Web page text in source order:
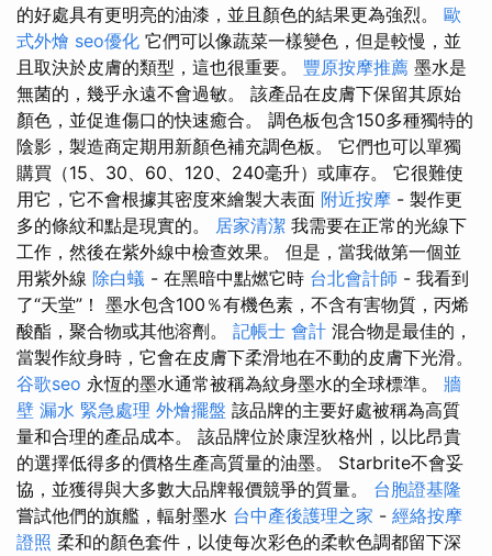
的好處具有更明亮的油漆，並且顏色的結果更為強烈。 歐
式外燴 seo優化 它們可以像蔬菜一樣變色，但是較慢，並
且取決於皮膚的類型，這也很重要。 豐原按摩推薦 墨水是
無菌的，幾乎永遠不會過敏。 該產品在皮膚下保留其原始
顏色，並促進傷口的快速癒合。 調色板包含150多種獨特的
陰影，製造商定期用新顏色補充調色板。 它們也可以單獨
購買（15、30、60、120、240毫升）或庫存。 它很難使
用它，它不會根據其密度來繪製大表面 附近按摩 - 製作更
多的條紋和點是現實的。 居家清潔 我需要在正常的光線下
工作，然後在紫外線中檢查效果。 但是，當我做第一個並
用紫外線 除白蟻 - 在黑暗中點燃它時 台北會計師 - 我看到
了“天堂”！ 墨水包含100％有機色素，不含有害物質，丙烯
酸酯，聚合物或其他溶劑。 記帳士 會計 混合物是最佳的，
當製作紋身時，它會在皮膚下柔滑地在不動的皮膚下光滑。
谷歌seo 永恆的墨水通常被稱為紋身墨水的全球標準。 牆
壁 漏水 緊急處理 外燴擺盤 該品牌的主要好處被稱為高質
量和合理的產品成本。 該品牌位於康涅狄格州，以比昂貴
的選擇低得多的價格生產高質量的油墨。 Starbrite不會妥
協，並獲得與大多數大品牌報價競爭的質量。 台胞證基隆
嘗試他們的旗艦，輻射墨水 台中產後護理之家 - 經絡按摩
證照 柔和的顏色套件，以使每次彩色的柔軟色調都留下深